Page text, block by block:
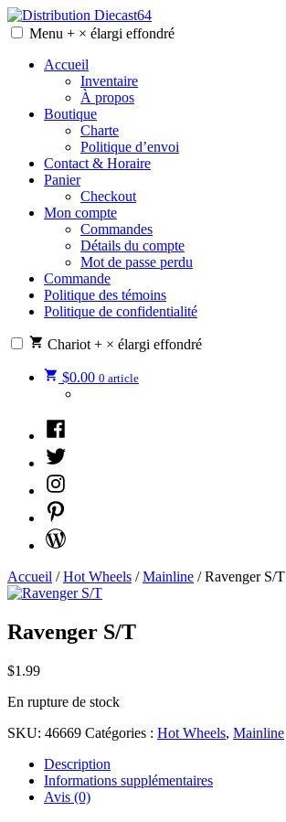
Skip
to
Distribution Diecast64
Une passion, un mode de vie.
Menu + × élargi effondré
Accueil
Inventaire
À propos
Boutique
Charte
Politique d’envoi
Contact & Horaire
Panier
Checkout
Mon compte
Commandes
Détails du compte
Mot de passe perdu
Commande
Politique des témoins
Politique de confidentialité
Chariot + × élargi effondré
$0.00 0 article
Facebook
Twitter
Instagram
Pinterest
WordPress
Accueil /Hot Wheels /Mainline / Ravenger S/T
Ravenger S/T
$1.99
En rupture de stock
SKU: 46669 Catégories : Hot Wheels, Mainline
Description
Informations supplémentaires
Avis (0)